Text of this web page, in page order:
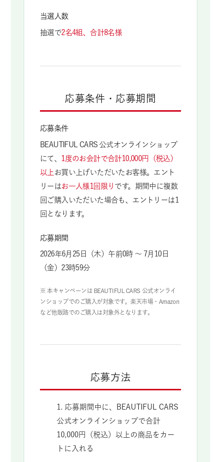
当選人数
抽選で2名4組、合計8名様
応募条件・応募期間
応募条件
BEAUTIFUL CARS 公式オンラインショップ
にて、 1度のお会計で合計10,000円（税込）
以上 お買い上げいただいたお客様。エント
リーはお一人様1回限り です。期間中に複数
回ご購入いただいた場合も、エントリーは1
回となります。
応募期間
2026年6月25日（木）午前0時 〜 7月10日
（金）23時59分
※ 本キャンペーンは BEAUTIFUL CARS 公式オンライ
ンショップでのご購入が対象です。楽天市場・Amazon
など他販路でのご購入は対象外となります。
応募方法
1. 応募期間中に、BEAUTIFUL CARS
公式オンラインショップで合計
10,000円（税込）以上の商品をカー
トに入れる